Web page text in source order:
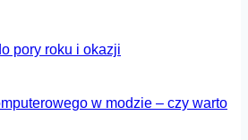
pory roku i okazji
w modzie – czy warto